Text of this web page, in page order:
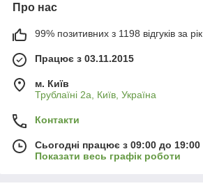
Про нас
99% позитивних з 1198 відгуків за рік
Працює з 03.11.2015
м. Київ
Трублаїні 2а, Київ, Україна
Контакти
Сьогодні працює з 09:00 до 19:00
Показати весь графік роботи